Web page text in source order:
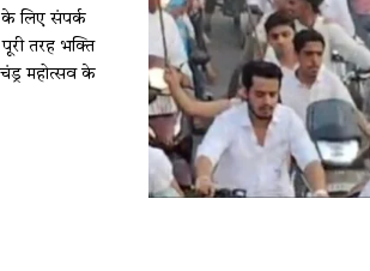
लिए संपर्क
तरह भक्ति
महोत्सव के